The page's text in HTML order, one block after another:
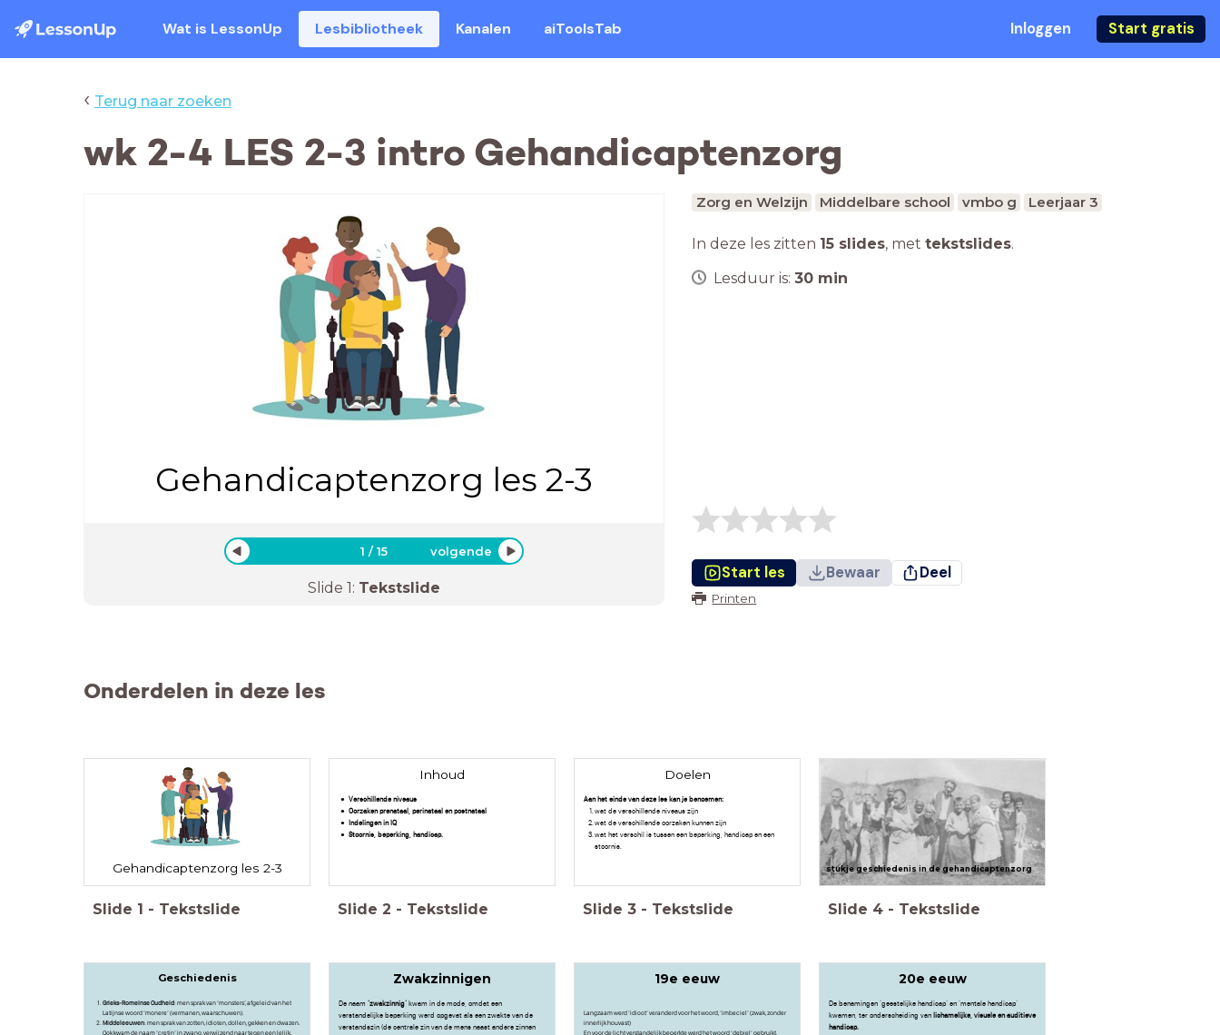
Wat is LessonUp Lesbibliotheek Kanalen aiToolsTab Inloggen Start gratis
‹ Terug naar zoeken
wk 2-4 LES 2-3 intro Gehandicaptenzorg
Gehandicaptenzorg les 2-3
1 /15 volgende
Slide 1: Tekstslide
Zorg en Welzijn Middelbare school vmbo g Leerjaar 3
In deze les zitten 15 slides, met tekstslides.
Lesduur is: 30 min
Start les Bewaar Deel
Printen
Onderdelen in deze les
Gehandicaptenzorg les 2-3
Slide 1 - Tekstslide
Inhoud
Verschillende niveaus
Oorzaken prenataal, perinataal en postnataal
Indelingen in IQ
Stoornis, beperking, handicap.
Slide 2 - Tekstslide
Doelen
Aan het einde van deze les kan je benoemen:
wat de verschillende niveaus zijn
wat de verschillende oorzaken kunnen zijn
wat het verschil is tussen een beperking, handicap en een
stoornis.
Slide 3 - Tekstslide
stukje geschiedenis in de gehandicaptenzorg
Slide 4 - Tekstslide
Geschiedenis
Grieks-Romeinse Oudheid: men sprak van ‘monsters’, afgeleid van het
Latijnse woord ‘monere’ (vermanen, waarschuwen).
Middeleeuwen: men sprak van zotten, idioten, dollen, gekken en dwazen.
Ook kwam de naam ‘cretin’ in zwang, verwijzend naar tegen een lelijk,
Zwakzinnigen
De naam ‘zwakzinnig’ kwam in de mode, omdat een
verstandelijke beperking werd opgevat als een zwakte van de
verstandszin (de centrale zin van de mens naast andere zinnen
19e eeuw
Langzaam werd ‘idioot’ veranderd voor het woord, ‘imbeciel’ (zwak, zonder
innerlijk houvast)
En voor de licht verstandelijk beperkte werd het woord ‘debiel’ gebruikt.
20e eeuw
De benamingen ‘geestelijke handicap’ en ‘mentale handicap’
kwamen, ter onderscheiding van lichamelijke, visuele en auditieve
handicap.